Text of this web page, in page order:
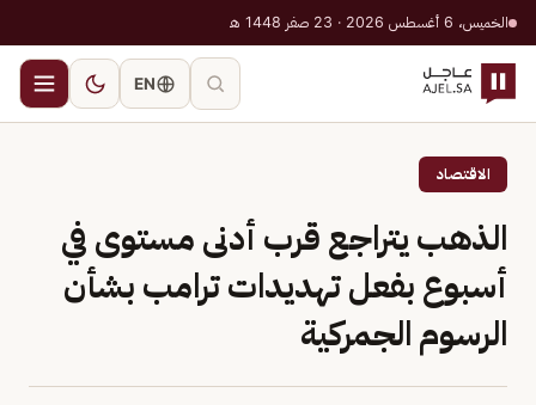
الخميس، 6 أغسطس 2026 · 23 صفر 1448 هـ
EN
الاقتصاد
الذهب يتراجع قرب أدنى مستوى في
أسبوع بفعل تهديدات ترامب بشأن
الرسوم الجمركية